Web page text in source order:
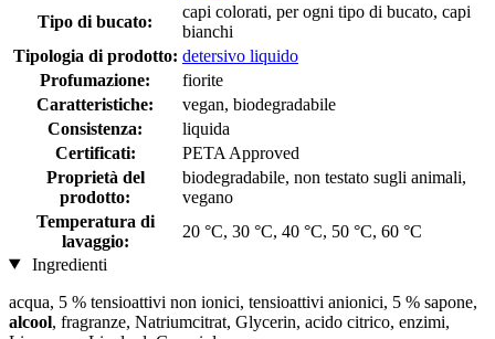
Tipo di bucato:
capi colorati, per ogni tipo di bucato, capi
bianchi
Tipologia di prodotto: detersivo liquido
Profumazione:
fiorite
Caratteristiche:
vegan, biodegradabile
Consistenza:
liquida
Certificati:
PETA Approved
Proprietà del
prodotto:
biodegradabile, non testato sugli animali,
vegano
Temperatura di
lavaggio:
20 °C, 30 °C, 40 °C, 50 °C, 60 °C
Ingredienti
acqua, 5 % tensioattivi non ionici, tensioattivi anionici, 5 % sapone,
alcool, fragranze, Natriumcitrat, Glycerin, acido citrico, enzimi,